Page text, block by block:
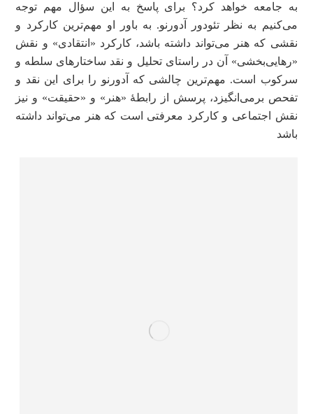
به جامعه خواهد کرد؟ برای پاسخ به این سؤال مهم توجه
می‌کنیم به نظر تئودور آدورنو. به باور او مهم‌ترین کارکرد و
نقشی که هنر می‌تواند داشته باشد، کارکرد «انتقادی» و نقش
«رهایی‌بخشی» آن در راستای تحلیل و نقد ساختارهای سلطه و
سرکوب است. مهم‌ترین چالشی که آدورنو را برای این نقد و
تفحص برمی‌انگیزد، پرسش از رابطۀ «هنر» و «حقیقت» و نیز
نقش اجتماعی و کارکرد معرفتی است که هنر می‌تواند داشته
باشد